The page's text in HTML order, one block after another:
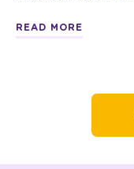
READ MORE